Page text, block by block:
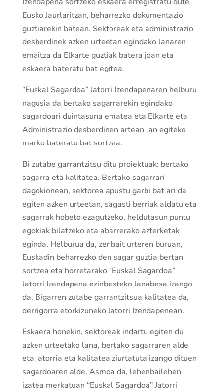
Eusko Jaurlaritzan, beharrezko dokumentazio
guztiarekin batean. Sektoreak eta administrazio
desberdinek azken urteetan egindako lanaren
emaitza da Elkarte guztiak batera joan eta
eskaera bateratu bat egitea.
“Euskal Sagardoa” Jatorri Izendapenaren helburu
nagusia da bertako sagarrarekin egindako
sagardoari duintasuna ematea eta Elkarte eta
Administrazio desberdinen artean lan egiteko
marko bateratu bat sortzea.
Bi zutabe garrantzitsu ditu proiektuak: bertako
sagarra eta kalitatea. Bertako sagarrari
dagokionean, sektorea apustu garbi bat ari da
egiten azken urteetan, sagasti berriak aldatu eta
sagarrak hobeto ezagutzeko, heldutasun puntu
egokiak bilatzeko eta abarrerako azterketak
eginda. Helburua da, zenbait urteren buruan,
Euskadin beharrezko den sagar guztia bertan
sortzea eta horretarako “Euskal Sagardoa”
Jatorri Izendapena ezinbesteko lanabesa izango
da. Bigarren zutabe garrantzitsua kalitatea da,
derrigorra etorkizuneko Jatorri Izendapenean.
Eskaera honekin, sektoreak indartu egiten du
azken urteetako lana, bertako sagarraren alde
eta jatorria eta kalitatea ziurtatuta izango dituen
sagardoaren alde. Asmoa da, lehenbailehen
izatea merkatuan “Euskal Sagardoa” Jatorri